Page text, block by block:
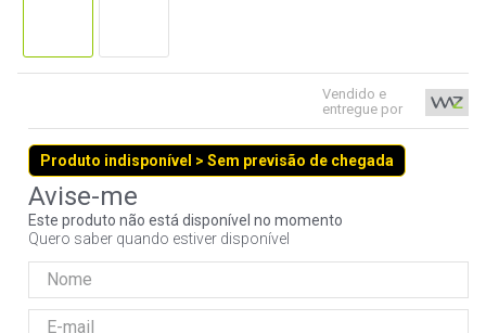
Vendido e
entregue por
Produto indisponível > Sem previsão de chegada
Este produto não está disponível no momento
Quero saber quando estiver disponível
7º
fractal
8º
hd
controle
10º jonsbo